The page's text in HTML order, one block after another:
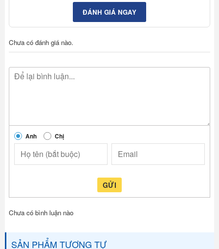
ĐÁNH GIÁ NGAY
Chưa có đánh giá nào.
Anh Chị
GỬI
Chưa có bình luận nào
SẢN PHẨM TƯƠNG TỰ